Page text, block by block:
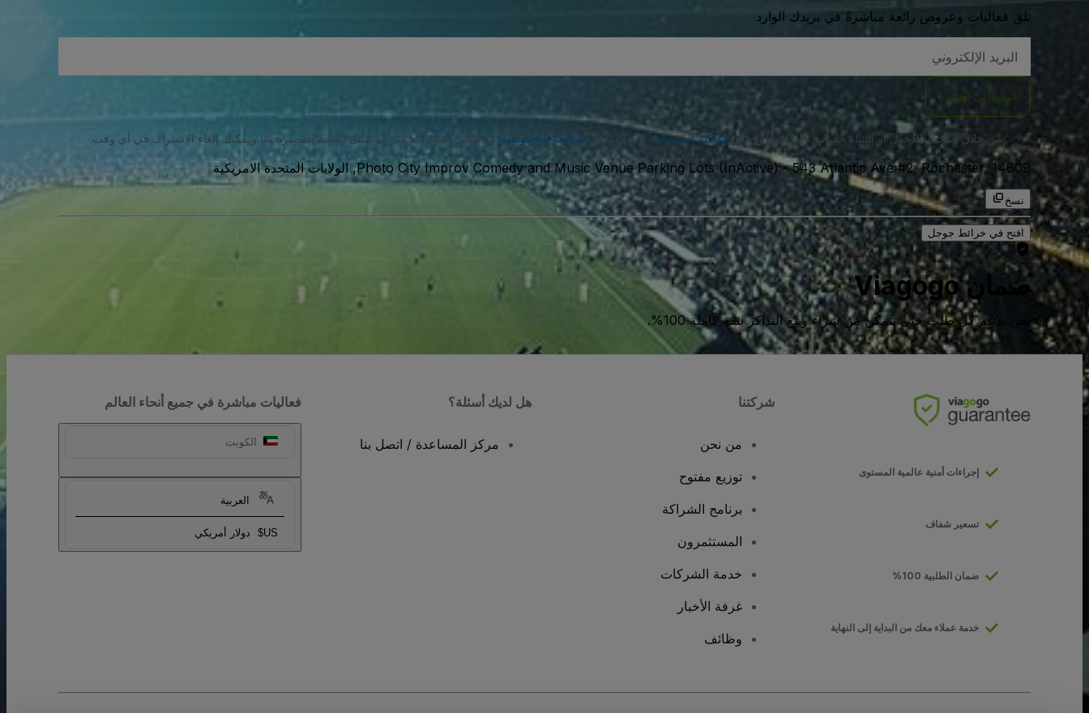
تلق فعاليات وعروض رائعة مباشرةً في بريدك الوارد
الاكتروني
انضم إلى القائمة
من خلال تسجيل الدخول أو إنشاء حساب، فإنك توافق على اتفاقية المستخدم وتوافق على سياسة الخصوصية . قد تتلقى إشعارات عبر الرسائل النصية القصيرة منا ويمكنك إلغاء الاشتراك في أي وقت.
Photo City Improv Comedy and Music Venue Parking Lots (InActive)-543 Atlantic Ave #2, Rochester, 14609, الولايات المتحدة الامريكية
نسخ
افتح في خرائط جوجل
ضمان Viagogo
نحن ندعم كل طلب حتى تتمكن من شراء وبيع التذاكر بثقة كاملة 100%.
فعاليات مباشرة في جميع أنحاء العالم
الكويت
العربية
US$ دولار أمريكي
إجراءات أمنية عالمية المستوى
تسعير شفاف
ضمان الطلبية 100%
خدمة عملاء معك من البداية إلى النهاية
شركتنا
من نحن
توزيع مفتوح
برنامج الشراكة
المستثمرون
خدمة الشركات
غرفة الأخبار
وظائف
هل لديك أسئلة؟
مركز المساعدة / اتصل بنا